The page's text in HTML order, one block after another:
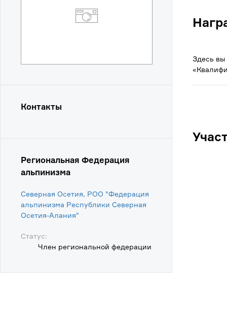
Контакты
Региональная Федерация
альпинизма
Северная Осетия, РОО "Федерация
альпинизма Республики Северная
Осетия-Алания"
Статус:
Член региональной федерации
Здесь вы